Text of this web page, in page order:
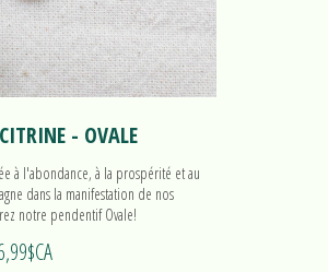
- OVALE
à l'abondance, à la prospérité et au
dans la manifestation de nos
notre pendentif Ovale!